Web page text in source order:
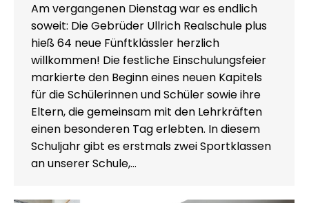
Am vergangenen Dienstag war es endlich
soweit: Die Gebrüder Ullrich Realschule plus
hieß 64 neue Fünftklässler herzlich
willkommen! Die festliche Einschulungsfeier
markierte den Beginn eines neuen Kapitels
für die Schülerinnen und Schüler sowie ihre
Eltern, die gemeinsam mit den Lehrkräften
einen besonderen Tag erlebten. In diesem
Schuljahr gibt es erstmals zwei Sportklassen
an unserer Schule,…